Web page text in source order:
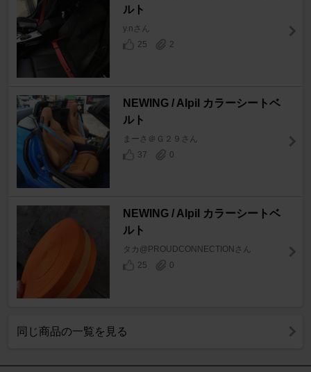
ルト
y.nさん
25
2
NEWING / Alpil カラーシートベ
ルト
まーさ＠Ｇ２９さん
37
0
NEWING / Alpil カラーシートベ
ルト
タカ@PROUDCONNECTIONさん
25
0
同じ商品の一覧を見る